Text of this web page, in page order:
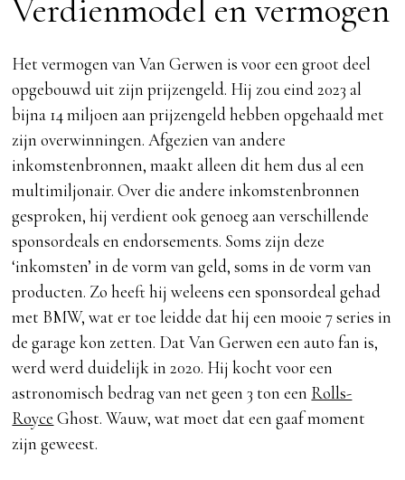
Verdienmodel en vermogen
Het vermogen van Van Gerwen is voor een groot deel
opgebouwd uit zijn prijzengeld. Hij zou eind 2023 al
bijna 14 miljoen aan prijzengeld hebben opgehaald met
zijn overwinningen. Afgezien van andere
inkomstenbronnen, maakt alleen dit hem dus al een
multimiljonair. Over die andere inkomstenbronnen
gesproken, hij verdient ook genoeg aan verschillende
sponsordeals en endorsements. Soms zijn deze
‘inkomsten’ in de vorm van geld, soms in de vorm van
producten. Zo heeft hij weleens een sponsordeal gehad
met BMW, wat er toe leidde dat hij een mooie 7 series in
de garage kon zetten. Dat Van Gerwen een auto fan is,
werd werd duidelijk in 2020. Hij kocht voor een
astronomisch bedrag van net geen 3 ton een Rolls-
Royce Ghost. Wauw, wat moet dat een gaaf moment
zijn geweest.